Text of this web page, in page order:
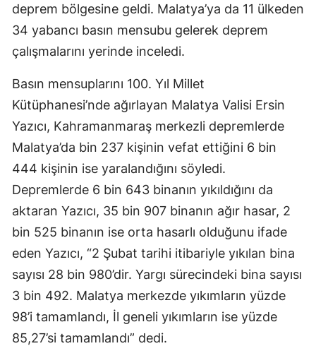
deprem bölgesine geldi. Malatya’ya da 11 ülkeden
34 yabancı basın mensubu gelerek deprem
çalışmalarını yerinde inceledi.
Basın mensuplarını 100. Yıl Millet
Kütüphanesi’nde ağırlayan Malatya Valisi Ersin
Yazıcı, Kahramanmaraş merkezli depremlerde
Malatya’da bin 237 kişinin vefat ettiğini 6 bin
444 kişinin ise yaralandığını söyledi.
Depremlerde 6 bin 643 binanın yıkıldığını da
aktaran Yazıcı, 35 bin 907 binanın ağır hasar, 2
bin 525 binanın ise orta hasarlı olduğunu ifade
eden Yazıcı, “2 Şubat tarihi itibariyle yıkılan bina
sayısı 28 bin 980’dir. Yargı sürecindeki bina sayısı
3 bin 492. Malatya merkezde yıkımların yüzde
98’i tamamlandı, İl geneli yıkımların ise yüzde
85,27’si tamamlandı” dedi.